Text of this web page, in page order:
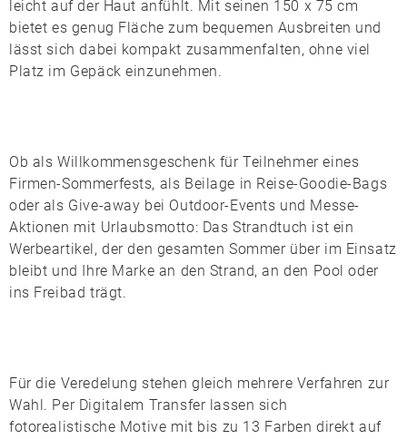
leicht auf der Haut anfühlt. Mit seinen 150 x 75 cm
bietet es genug Fläche zum bequemen Ausbreiten und
lässt sich dabei kompakt zusammenfalten, ohne viel
Platz im Gepäck einzunehmen.
Ob als Willkommensgeschenk für Teilnehmer eines
Firmen-Sommerfests, als Beilage in Reise-Goodie-Bags
oder als Give-away bei Outdoor-Events und Messe-
Aktionen mit Urlaubsmotto: Das Strandtuch ist ein
Werbeartikel, der den gesamten Sommer über im Einsatz
bleibt und Ihre Marke an den Strand, an den Pool oder
ins Freibad trägt.
Für die Veredelung stehen gleich mehrere Verfahren zur
Wahl. Per Digitalem Transferlassen sich
fotorealistische Motive mit bis zu 13 Farben direkt auf